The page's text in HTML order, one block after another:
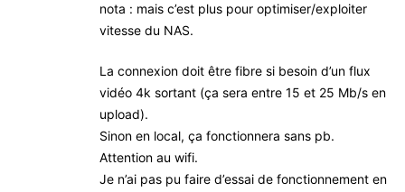
nota : mais c’est plus pour optimiser/exploiter
vitesse du NAS.
La connexion doit être fibre si besoin d’un flux
vidéo 4k sortant (ça sera entre 15 et 25 Mb/s en
upload).
Sinon en local, ça fonctionnera sans pb.
Attention au wifi.
Je n’ai pas pu faire d’essai de fonctionnement en